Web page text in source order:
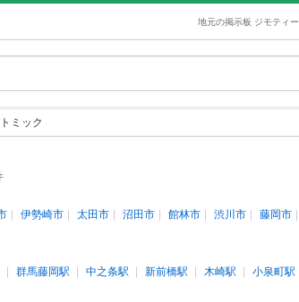
地元の掲示板 ジモティー
ミック
伊勢崎市 太田市 沼田市 館林市 渋川市 藤岡市
群馬藤岡駅 中之条駅 新前橋駅 木崎駅
小泉町駅